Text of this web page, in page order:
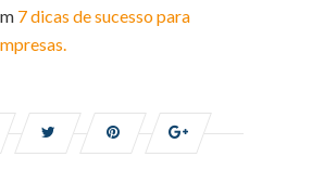
7 dicas de sucesso para